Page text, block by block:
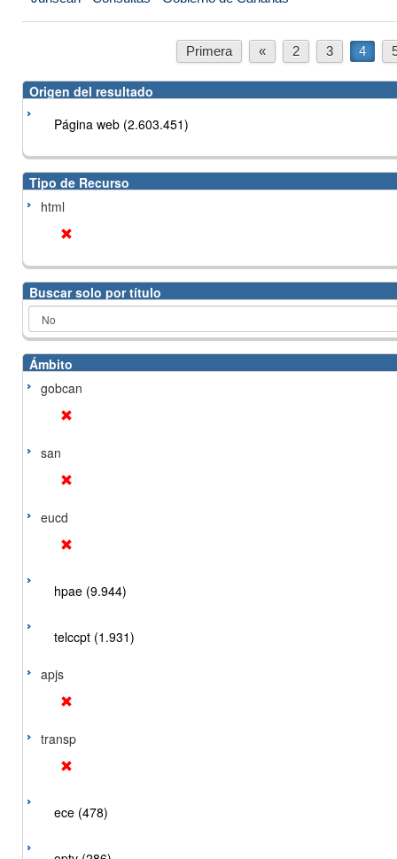
Primera « 2 3 4
Origen del resultado
Página web (2.603.451)
Tipo de Recurso
html
Buscar solo por título
Ámbito
gobcan
san
eucd
hpae (9.944)
telccpt (1.931)
apjs
transp
ece (478)